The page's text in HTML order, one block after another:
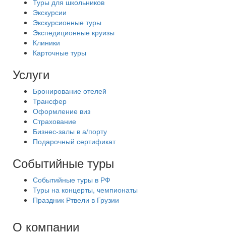
Туры для школьников
Экскурсии
Экскурсионные туры
Экспедиционные круизы
Клиники
Карточные туры
Услуги
Бронирование отелей
Трансфер
Оформление виз
Страхование
Бизнес-залы в а/порту
Подарочный сертификат
Событийные туры
Событийные туры в РФ
Туры на концерты, чемпионаты
Праздник Ртвели в Грузии
О компании